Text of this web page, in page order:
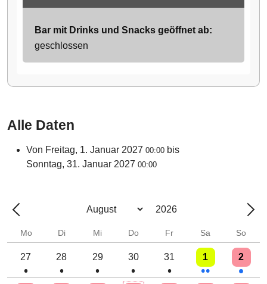
Bar mit Drinks und Snacks geöffnet ab:
geschlossen
Alle Daten
Von Freitag, 1. Januar 2027 00:00 bis
Sonntag, 31. Januar 2027 00:00
Zurück - Monat
Monat
Jahr
Mo Di Mi Do Fr Sa So
27
Einzelne Veranstaltung
28
Einzelne Veranstaltung
29
Einzelne Veranstaltung
30
Einzelne Veranstaltung
31
Einzelne Veranstaltung
1
2 Veranstaltungen
2
Einzelne